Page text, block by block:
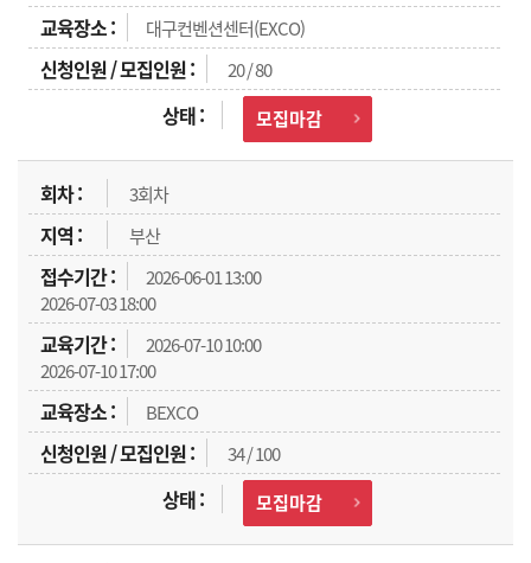
대구컨벤션센터(EXCO)
20 / 80
모집마감
3회차
부산
2026-06-01 13:00
2026-07-03 18:00
2026-07-10 10:00
2026-07-10 17:00
BEXCO
34 / 100
모집마감